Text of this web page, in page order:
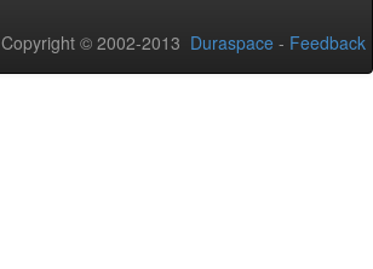
Copyright © 2002-2013 Duraspace - Feedback